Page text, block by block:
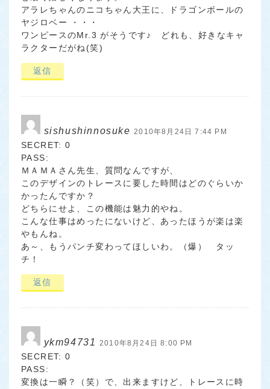
アラレちゃんのニコちゃん大王に、ドラゴンボールの
ヤジロベー ・・・
ワンピースのMr.3 がそうです♪ どれも、好きなキャ
ラクターだがね(笑)
返信
sishushinnosuke 2010年8月24日 7:44 PM
SECRET: 0
PASS:
ＭＡＭＡさん先生、質問なんですが、
このデザインのトレースに要した時間はどのぐらいか
かったんですか？
どちらにせよ、この機能は魅力的やね。
こんな仕事はめったにないけど、あったほうが楽は楽
やもんね。
あ～、もうパンチ変わってほしいわ。（爆） タッ
チ！
返信
ykm94731 2010年8月24日 8:00 PM
SECRET: 0
PASS:
変換は一瞬？（笑）で、出来ますけど、トレースに時